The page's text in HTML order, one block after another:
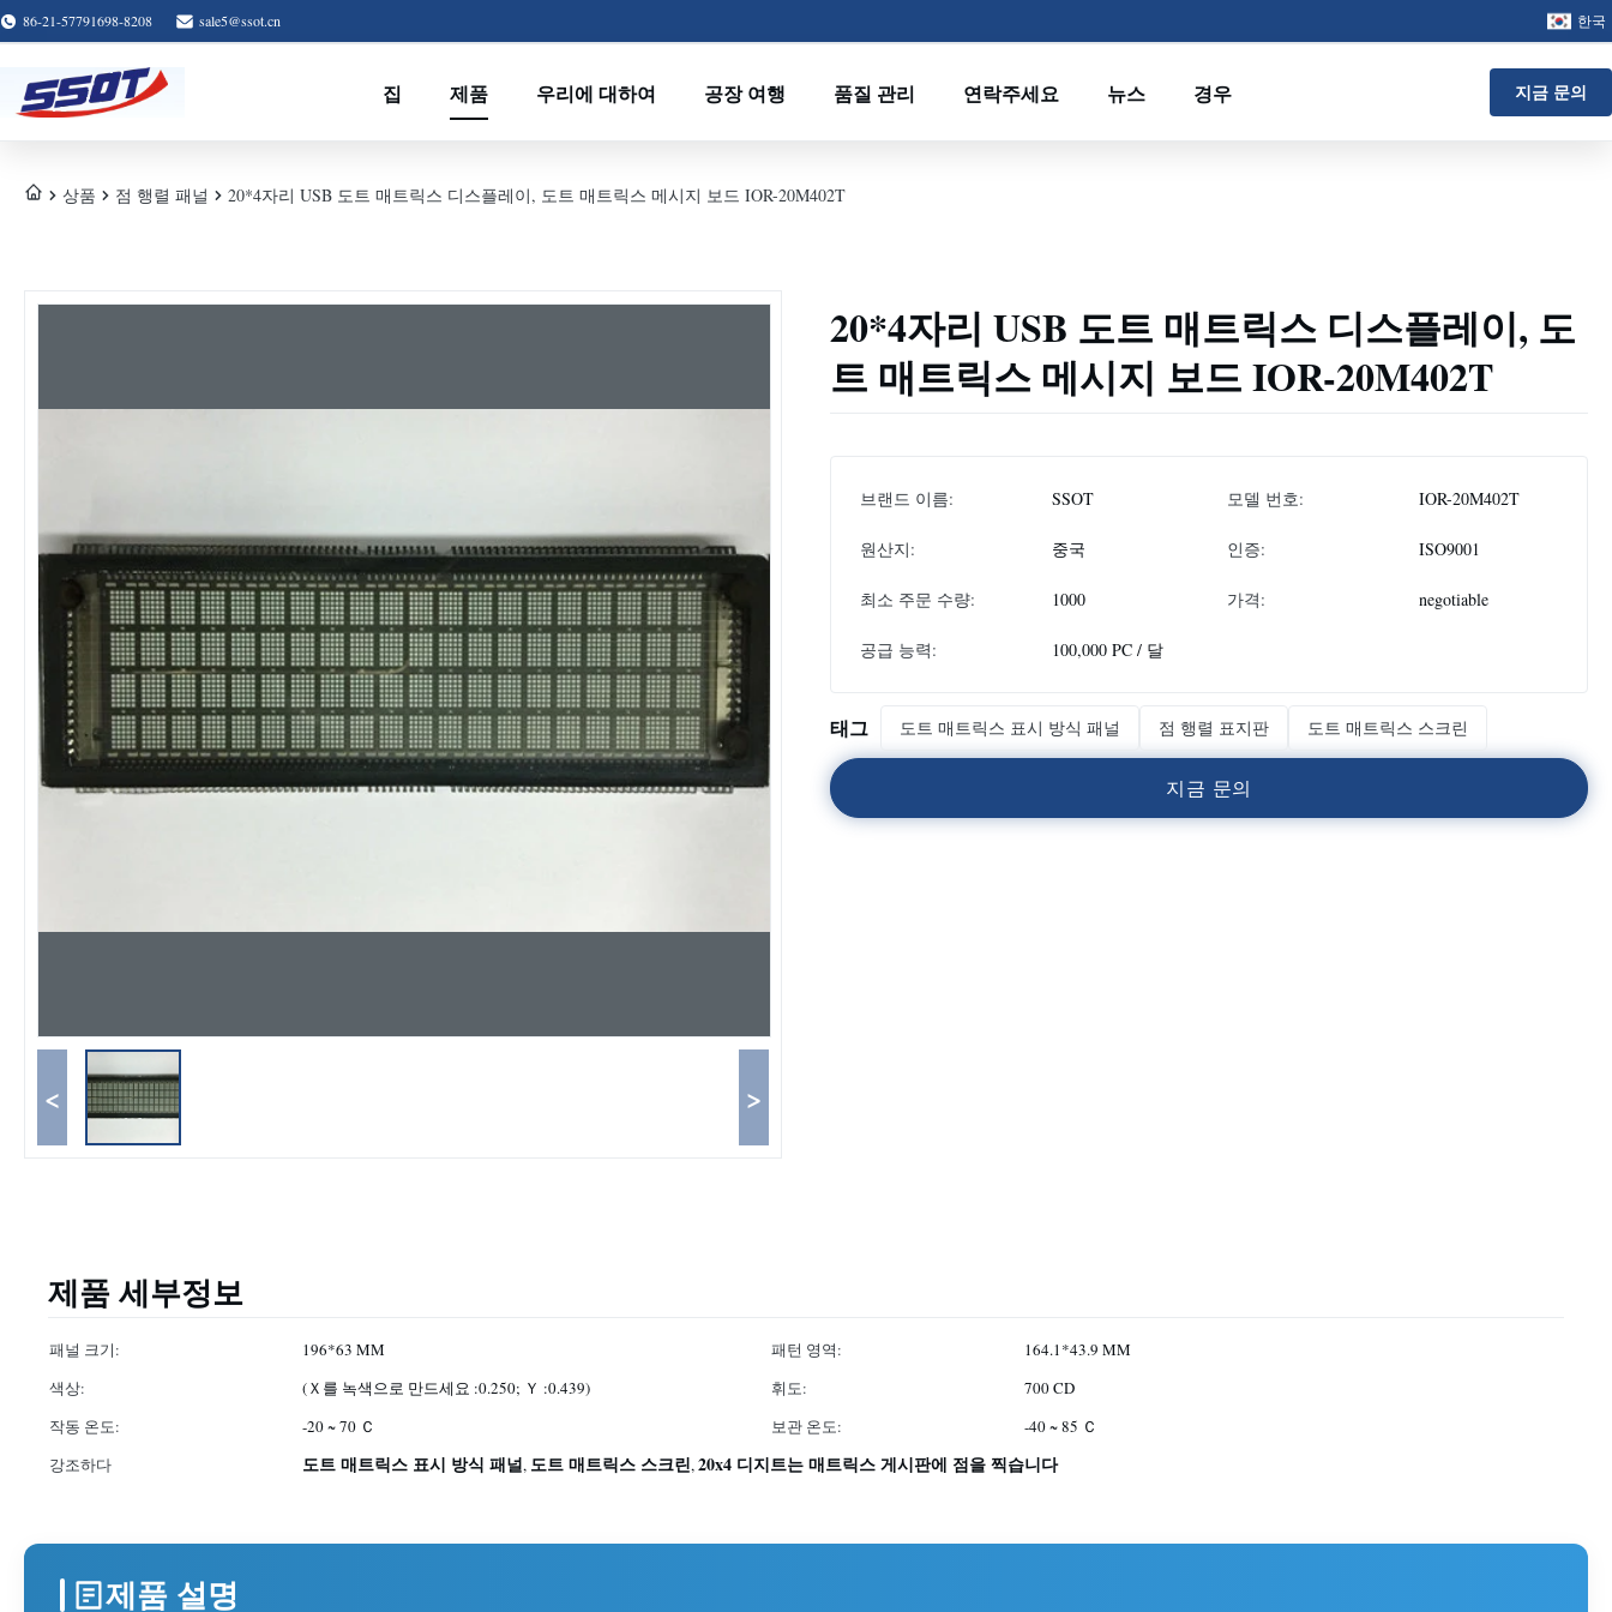
86-21-57791698-8208 sale5@ssot.cn 한국
집 제품 우리에 대하여 공장 여행 품질 관리 연락주세요 뉴스 경우 지금 문의
상품 점 행렬 패널 20*4자리 USB 도트 매트릭스 디스플레이, 도트 매트릭스 메시지 보드 IOR-20M402T
< >
20*4자리 USB 도트 매트릭스 디스플레이, 도
트 매트릭스 메시지 보드 IOR-20M402T
브랜드 이름: SSOT 모델 번호: IOR-20M402T
원산지: 중국 인증: ISO9001
최소 주문 수량: 1000 가격: negotiable
공급 능력: 100,000 PC / 달
태그 도트 매트릭스 표시 방식 패널 점 행렬 표지판 도트 매트릭스 스크린
지금 문의
제품 세부정보
패널 크기: 196*63 MM 패턴 영역:
164.1*43.9 MM
색상:
(Ｘ를 녹색으로 만드세요 :0.250; Ｙ :0.439) 휘도:
700 CD
작동 온도:
-20 ~ 70 Ｃ 보관 온도:
-40 ~ 85 Ｃ
강조하다
도트 매트릭스 표시 방식 패널, 도트 매트릭스 스크린,20x4 디지트는 매트릭스 게시판에 점을 찍습니다
제품 설명